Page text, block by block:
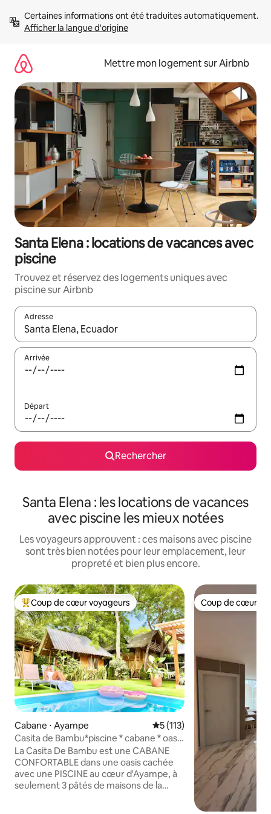
directement
Afficher la langue d'origine
Mettre mon logement sur Airbnb
Santa Elena : locations de vacances avec
piscine
Trouvez et réservez des logements uniques avec
piscine sur Airbnb
Adresse
Lorsque les résultats s'affichent, utilisez les flèches vers le
Arrivée
Départ
Rechercher
Santa Elena : les locations de vacances
avec piscine les mieux notées
Les voyageurs approuvent : ces maisons avec piscine
sont très bien notées pour leur emplacement, leur
propreté et bien plus encore.
Coups de cœur voyageurs les plus appréciés
Coup de cœur voyageurs
Cabane ⋅ Ayampe Évaluation moyenne sur la
5 (113)
Casita de Bambu*piscine * cabane * oasis
de verdure * 2 min de plage
La Casita De Bambu est une CABANE
CONFORTABLE dans une oasis cachée
avec une PISCINE au cœur d'Ayampe, à
seulement 3 pâtés de maisons de la
Coup de cœur
Coup de cœur